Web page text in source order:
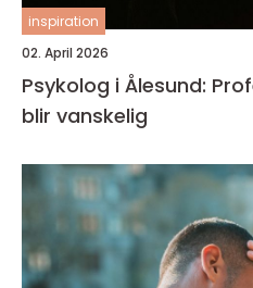
inspiration
02. April 2026
Psykolog i Ålesund:
blir vanskelig